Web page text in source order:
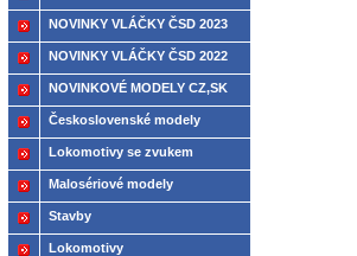
NOVINKY VLÁČKY ČSD 2023
NOVINKY VLÁČKY ČSD 2022
NOVINKOVÉ MODELY CZ,SK
2021
Československé modely
ČSD,ČD
Lokomotivy se zvukem
Malosériové modely
Stavby
Lokomotivy